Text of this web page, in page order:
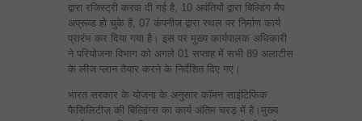
द्वारा रजिस्ट्री करवा दी गई है, 10 अवंतियों द्वारा बिल्डिंग मैप
अप्रूव्ड हो चुके हैं, 07 कंपनीज द्वारा स्थल पर निर्माण कार्य
प्रारंभ कर दिया गया है। इस पर मुख्य कार्यपालक अधिकारी
ने परियोजना विभाग को अगले 01 सप्ताह में सभी 89 अलाटीस
के लीज प्लान तैयार करने के निर्देशित दिए गए।
भारत सरकार के योजना के अनुसार कॉमन साइंटिफिक
फैसिलिटीज़ की बिल्डिंग्स का कार्य अंतिम चरड़ में है।मुख्य